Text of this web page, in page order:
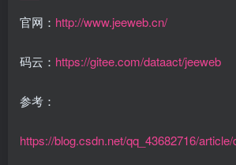
官网： http://www.jeeweb.cn/
码云： https://gitee.com/dataact/jeeweb
参考：
https://blog.csdn.net/qq_43682716/